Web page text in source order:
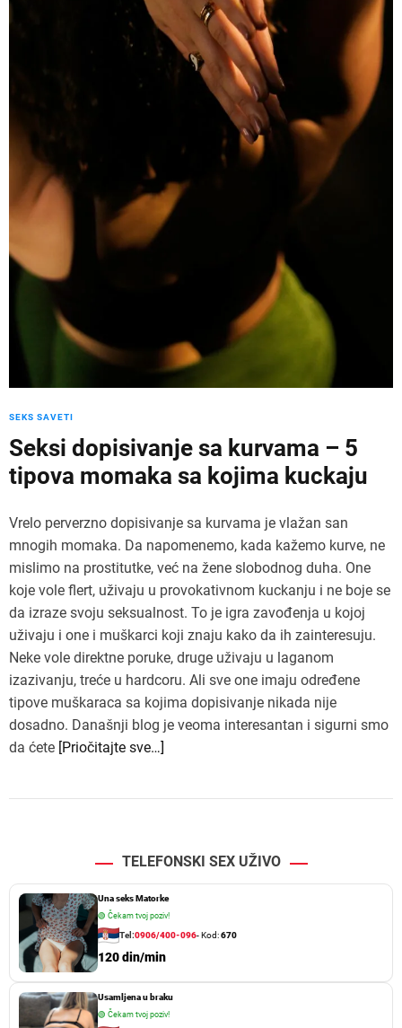
SEKS SAVETI
Seksi dopisivanje sa kurvama – 5
tipova momaka sa kojima kuckaju
Vrelo perverzno dopisivanje sa kurvama je vlažan san
mnogih momaka. Da napomenemo, kada kažemo kurve, ne
mislimo na prostitutke, već na žene slobodnog duha. One
koje vole flert, uživaju u provokativnom kuckanju i ne boje se
da izraze svoju seksualnost. To je igra zavođenja u kojoj
uživaju i one i muškarci koji znaju kako da ih zainteresuju.
Neke vole direktne poruke, druge uživaju u laganom
izazivanju, treće u hardcoru. Ali sve one imaju određene
tipove muškaraca sa kojima dopisivanje nikada nije
dosadno. Današnji blog je veoma interesantan i sigurni smo
da ćete [Priočitajte sve…]
TELEFONSKI SEX UŽIVO
Una seks Matorke
🟢 Čekam tvoj poziv!
Tel:0906/400-096- Kod:670
120 din/min
Usamljena u braku
🟢 Čekam tvoj poziv!